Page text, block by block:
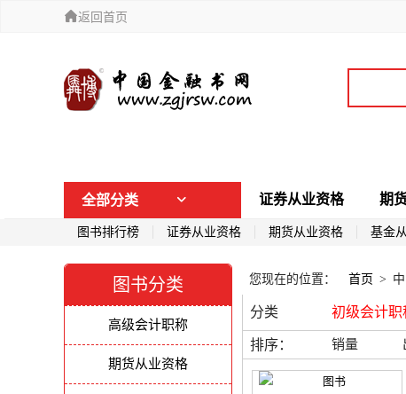
返回首页
全部分类 证券从业资格 期
图书排行榜 证券从业资格 期货从业资格 基金
图书分类
高级会计职称
期货从业资格
您现在的位置： 首页 >
分类 初级会计
排序： 销量